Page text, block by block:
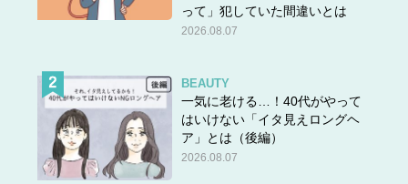
って」犯していた間違いとは
2026.08.07
BEAUTY
一気に老ける…！40代がやって
はいけない「イタ見えロングヘ
ア」とは（後編）
2026.08.07